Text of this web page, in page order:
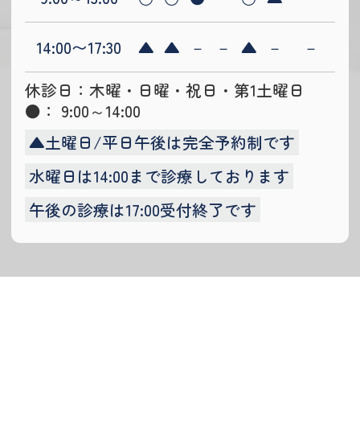
休診日：木曜・日曜・祝日・第1土曜日
●： 9:00～14:00
▲土曜日/平日午後は完全予約制です
水曜日は14:00まで診療しております
午後の診療は17:00受付終了です
14:00〜17:30 ▲ ▲ － － ▲ － －